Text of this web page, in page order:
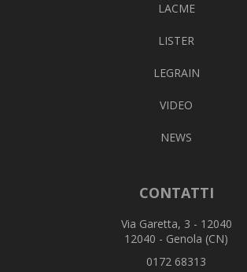
LACME
LISTER
LEGRAIN
VIDEO
NEWS
CONTATTI
Via Garetta, 3 - 12040
12040 - Genola (CN)
0172 68313